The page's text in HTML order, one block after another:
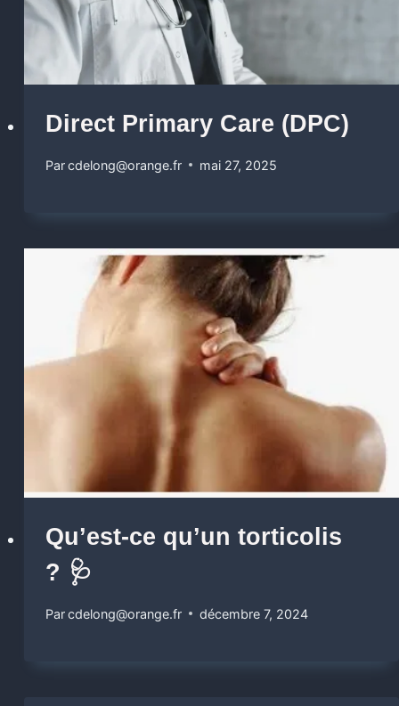
Direct Primary Care (DPC)
Parcdelong@orange.fr mai 27, 2025
Qu’est-ce qu’un torticolis
? 🩺
Parcdelong@orange.fr décembre 7, 2024